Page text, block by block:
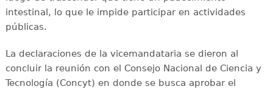
intestinal, lo que le impide participar en actividades
públicas.
La declaraciones de la vicemandataria se dieron al
concluir la reunión con el Consejo Nacional de Ciencia y
Tecnología (Concyt) en donde se busca aprobar el